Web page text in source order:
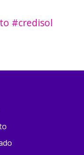
#credisol